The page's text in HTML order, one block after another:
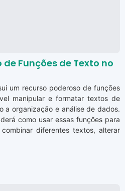
Funções de Texto no
um recurso poderoso de funções
manipular e formatar textos de
a organização e análise de dados.
como usar essas funções para
diferentes textos, alterar